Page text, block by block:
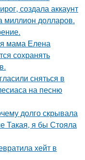
создала аккаунт
миллион долларов.
мама Елена
сохранять
сняться в
на песню
долго скрывала
Такая, я бы Стояла
хейт в